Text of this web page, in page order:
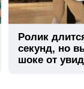
Ролик
секунд, но
шоке от